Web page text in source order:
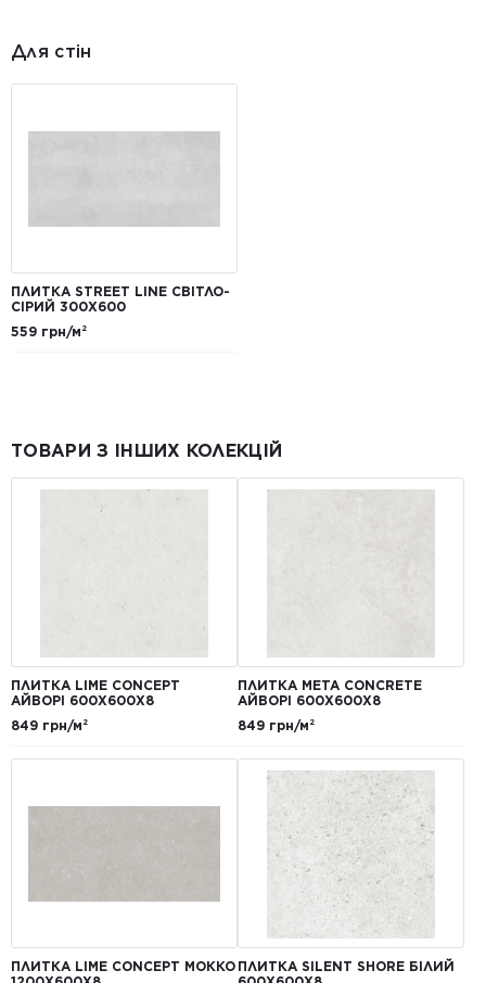
Для стін
ПЛИТКА STREET LINE СВІТЛО-
СІРИЙ 300X600
559 грн/м²
ТОВАРИ З ІНШИХ КОЛЕКЦІЙ
ПЛИТКА LIME CONCEPT
АЙВОРІ 600Х600Х8
849 грн/м²
ПЛИТКА META CONCRETE
АЙВОРІ 600Х600Х8
849 грн/м²
ПЛИТКА LIME CONCEPT МОККО ПЛИТКА SILENT SHORE БІЛИЙ